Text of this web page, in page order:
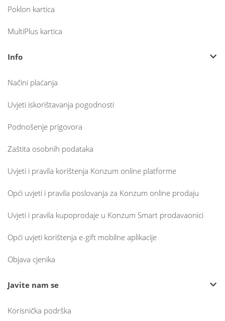
Poklon kartica
MultiPlus kartica
Info
Načini plaćanja
Uvjeti iskorištavanja pogodnosti
Podnošenje prigovora
Zaštita osobnih podataka
Uvjeti i pravila korištenja Konzum online platforme
Opći uvjeti i pravila poslovanja za Konzum online prodaju
Uvjeti i pravila kupoprodaje u Konzum Smart prodavaonici
Opći uvjeti korištenja e-gift mobilne aplikacije
Objava cjenika
Javite nam se
Korisnička podrška